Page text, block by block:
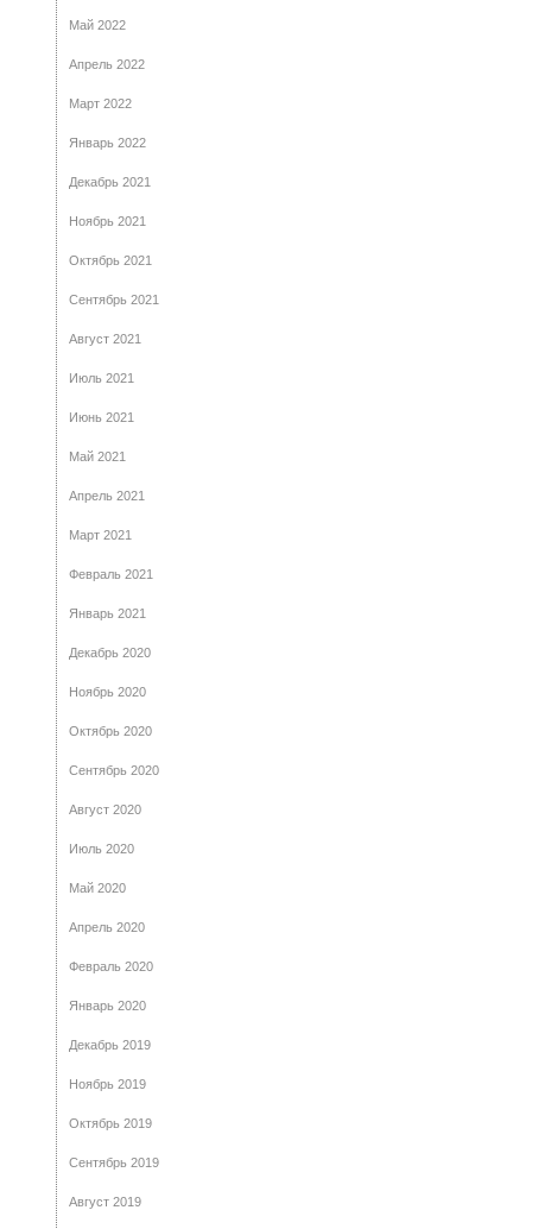
Май 2022
Апрель 2022
Март 2022
Январь 2022
Декабрь 2021
Ноябрь 2021
Октябрь 2021
Сентябрь 2021
Август 2021
Июль 2021
Июнь 2021
Май 2021
Апрель 2021
Март 2021
Февраль 2021
Январь 2021
Декабрь 2020
Ноябрь 2020
Октябрь 2020
Сентябрь 2020
Август 2020
Июль 2020
Май 2020
Апрель 2020
Февраль 2020
Январь 2020
Декабрь 2019
Ноябрь 2019
Октябрь 2019
Сентябрь 2019
Август 2019